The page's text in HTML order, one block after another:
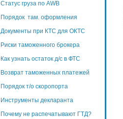
Статус груза по AWB
Порядок там. оформления
Документы при КТС для ОКТС
Риски таможенного брокера
Как узнать остаток д/с в ФТС
Возврат таможенных платежей
Порядок т/о скоропорта
Инструменты декларанта
Почему не распечатывают ГТД?